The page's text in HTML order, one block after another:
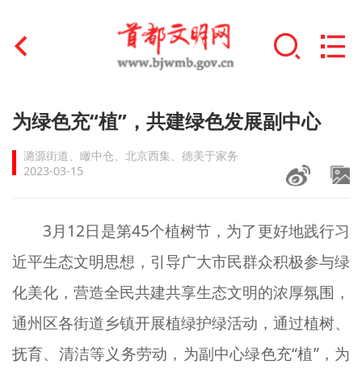
首页
文明创建
文明培育
+
未成年人思想道德建设
榜样人物
+
身边好人
为绿色充“植”，共建绿色发展副中心
潞源街道、瞰中仓、北京西集、德美于家务
2023-03-15
3月12日是第45个植树节，为了更好地践行习
近平生态文明思想，引导广大市民群众积极参与绿
化美化，营造全民共建共享生态文明的浓厚氛围，
通州区各街道乡镇开展植绿护绿活动，通过植树、
抚育、清洁等义务劳动，为副中心绿色充“植”，为